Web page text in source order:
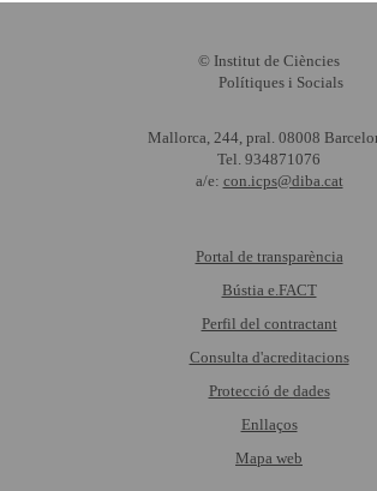
© Institut de Ciències
Polítiques i Socials
Mallorca, 244, pral. 08008
Tel. 934871076
a/e: con.icps@diba.cat
Portal de transparència
Bústia e.FACT
Perfil del contractant
Consulta d'acreditacions
Protecció de dades
Enllaços
Mapa web